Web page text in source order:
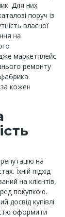
Для них
поруч із
власної
на
маркетплейс
ремонту
кожен
на
Їхній підхід
на клієнтів,
покупкою.
досвід купівлі
оформити